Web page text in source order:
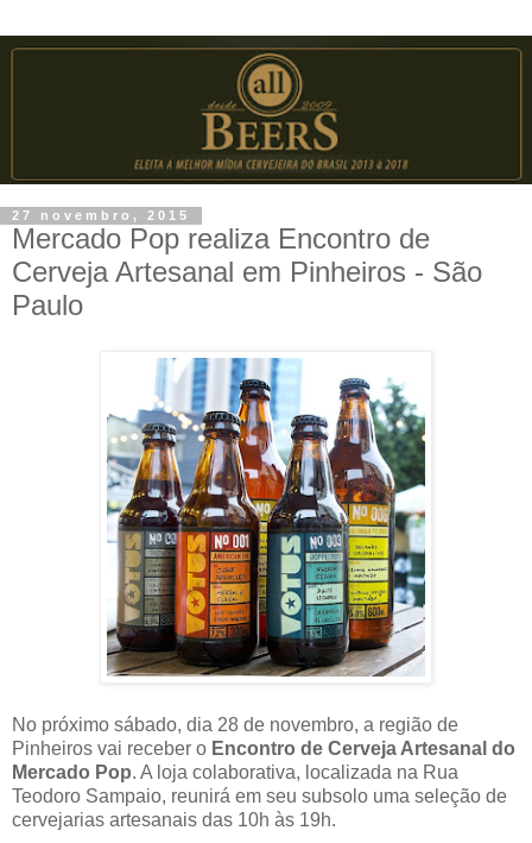
27 novembro, 2015
Mercado Pop realiza Encontro de
Cerveja Artesanal em Pinheiros - São
Paulo
No próximo sábado, dia 28 de novembro, a região de
Pinheiros vai receber o Encontro de Cerveja Artesanal do
Mercado Pop. A loja colaborativa, localizada na Rua
Teodoro Sampaio, reunirá em seu subsolo uma seleção de
cervejarias artesanais das 10h às 19h.